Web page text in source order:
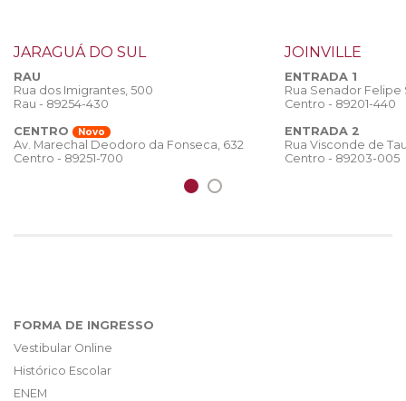
JARAGUÁ DO SUL
RAU
Rua dos Imigrantes, 500
Rau - 89254-430
CENTRO
Novo
Av. Marechal Deodoro da Fonseca, 632
Centro - 89251-700
JOINVILLE
ENTRADA 1
Rua Senador
Centro - 89201-440
ENTRADA 2
Rua Visconde de
Centro - 89203-005
FORMA DE INGRESSO
Vestibular Online
Histórico Escolar
ENEM